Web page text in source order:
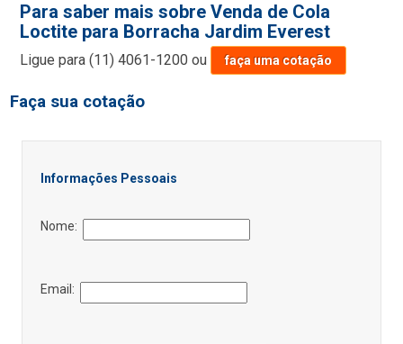
Para saber mais sobre Venda de Cola
Loctite para Borracha Jardim Everest
Ligue para(11) 4061-1200 ou faça uma cotação
Faça sua cotação
Informações Pessoais
Nome:
Email: